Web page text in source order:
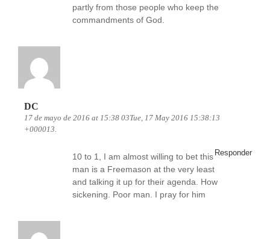
partly from those people who keep the
commandments of God.
DC
17 de mayo de 2016 at 15:38 03Tue, 17 May 2016 15:38:13
+000013.
Responder
10 to 1, I am almost willing to bet this
man is a Freemason at the very least
and talking it up for their agenda. How
sickening. Poor man. I pray for him